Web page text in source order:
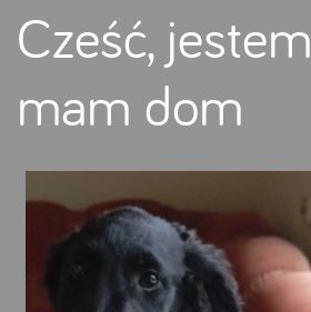
Cześć, jestem
mam dom